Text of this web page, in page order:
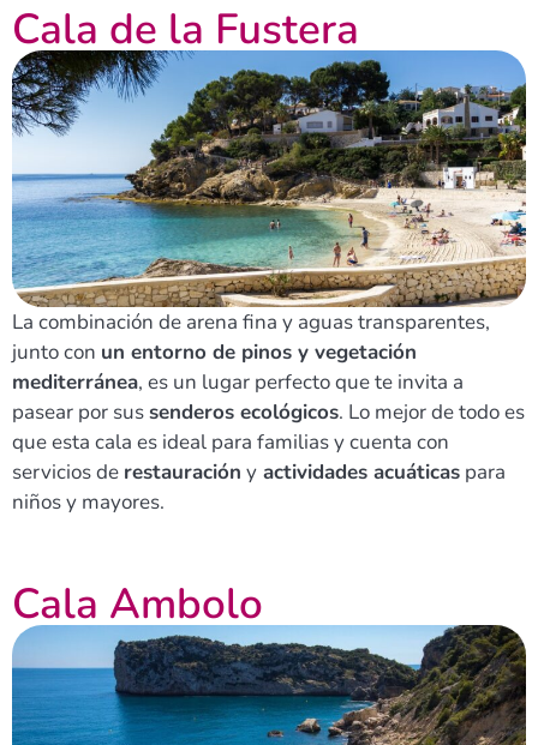
Cala de la Fustera
La combinación de arena fina y aguas transparentes,
junto con un entorno de pinos y vegetación
mediterránea, es un lugar perfecto que te invita a
pasear por sussenderos ecológicos. Lo mejor de todo es
que esta cala es ideal para familias y cuenta con
servicios de restauración y actividades acuáticas para
niños y mayores.
Cala Ambolo